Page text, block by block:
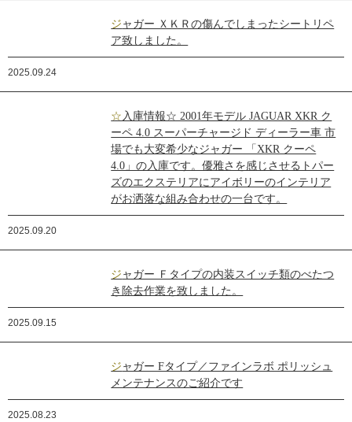
ジャガー ＸＫＲの傷んでしまったシートリペ
ア致しました。
2025.09.24
☆入庫情報☆ 2001年モデル JAGUAR XKR ク
ーペ 4.0 スーパーチャージド ディーラー車 市
場でも大変希少なジャガー 「XKR クーペ
4.0」の入庫です。優雅さを感じさせるトパー
ズのエクステリアにアイボリーのインテリア
がお洒落な組み合わせの一台です。
2025.09.20
ジャガー Ｆタイプの内装スイッチ類のべたつ
き除去作業を致しました。
2025.09.15
ジャガー Fタイプ／ファインラボ ポリッシュ
メンテナンスのご紹介です
2025.08.23